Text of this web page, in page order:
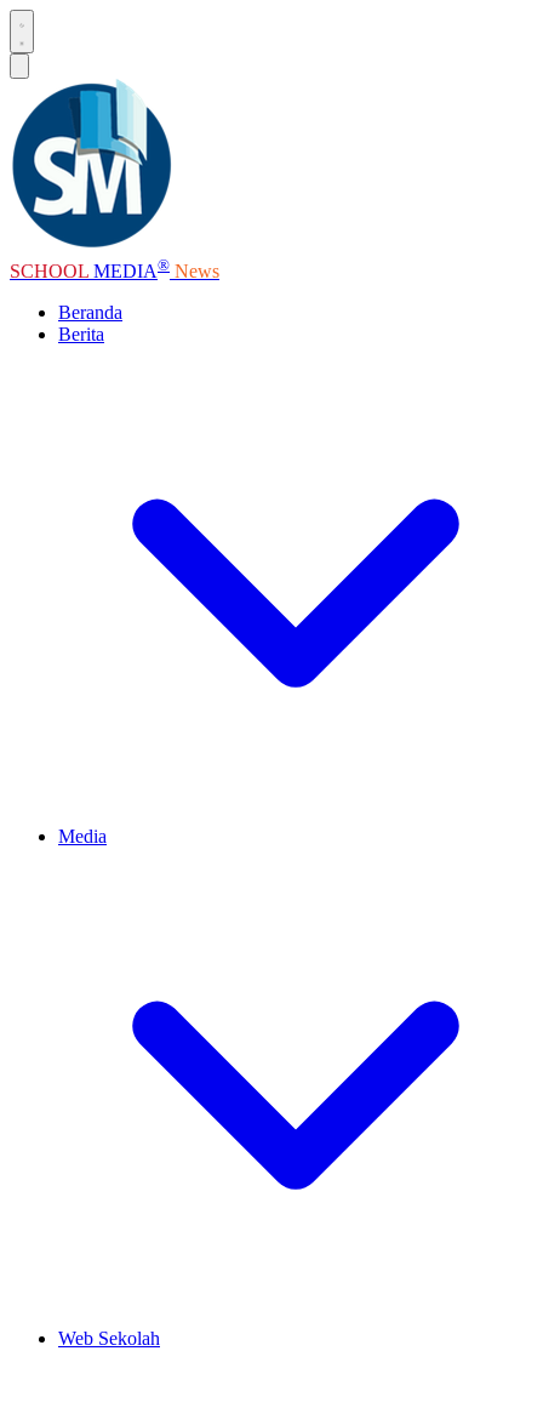
SCHOOL MEDIA® News
Beranda
Berita
Media
Web Sekolah